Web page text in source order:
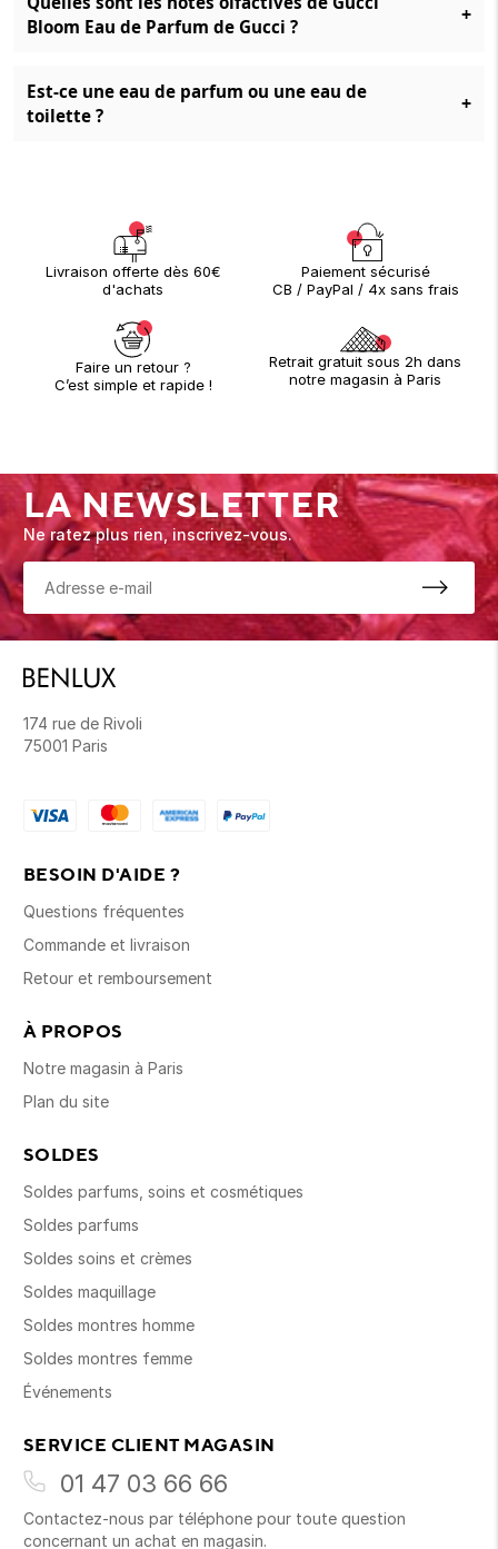
Bloom Eau de Parfum de Gucci ?
+
Est-ce une eau de parfum ou une eau de
toilette ?
+
Livraison offerte dès 60€
d'achats
Paiement sécurisé
CB / PayPal / 4x sans frais
Faire un retour ?
C’est simple et rapide !
Retrait gratuit sous 2h dans
notre magasin à Paris
LA NEWSLETTER
Ne ratez plus rien, inscrivez-vous.
174 rue de Rivoli
75001 Paris
BESOIN D'AIDE ?
Questions fréquentes
Commande et livraison
Retour et remboursement
À PROPOS
Notre magasin à Paris
Plan du site
SOLDES
Soldes parfums, soins et cosmétiques
Soldes parfums
Soldes soins et crèmes
Soldes maquillage
Soldes montres homme
Soldes montres femme
Événements
SERVICE CLIENT MAGASIN
01 47 03 66 66
Contactez-nous par téléphone pour toute question
concernant un achat en magasin.